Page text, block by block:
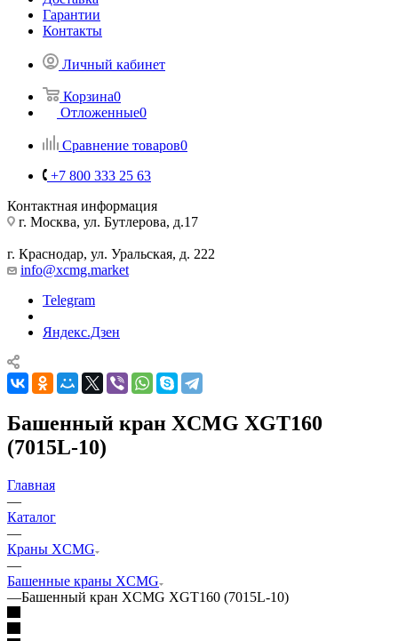
Гарантии
Контакты
Личный кабинет
Корзина0
Отложенные0
Сравнение товаров0
+7 800 333 25 63
Контактная информация
г. Москва, ул. Бутлерова, д.17
г. Краснодар, ул. Уральская, д. 222
info@xcmg.market
Telegram
Яндекс.Дзен
Башенный кран XCMG XGT160
(7015L-10)
Главная
—
Каталог
—
Краны XCMG
—
Башенные краны XCMG
—Башенный кран XCMG XGT160 (7015L-10)